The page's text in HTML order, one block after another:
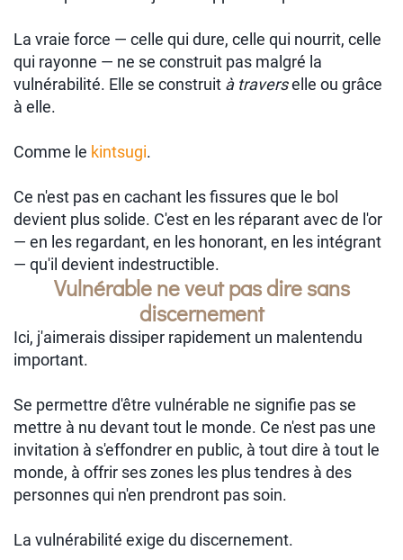
La vraie force — celle qui dure, celle qui nourrit, celle
qui rayonne — ne se construit pas malgré la
vulnérabilité. Elle se construit à traverselle ou grâce
à elle.
Comme le kintsugi.
Ce n'est pas en cachant les fissures que le bol
devient plus solide. C'est en les réparant avec de l'or
— en les regardant, en les honorant, en les intégrant
— qu'il devient indestructible.
Vulnérable ne veut pas dire sans
discernement
Ici, j'aimerais dissiper rapidement un malentendu
important.
Se permettre d'être vulnérable ne signifie pas se
mettre à nu devant tout le monde. Ce n'est pas une
invitation à s'effondrer en public, à tout dire à tout le
monde, à offrir ses zones les plus tendres à des
personnes qui n'en prendront pas soin.
La vulnérabilité exige du discernement.